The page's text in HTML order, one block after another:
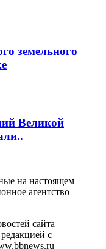
земельного
Великой
на настоящем
агентство
сайта
с